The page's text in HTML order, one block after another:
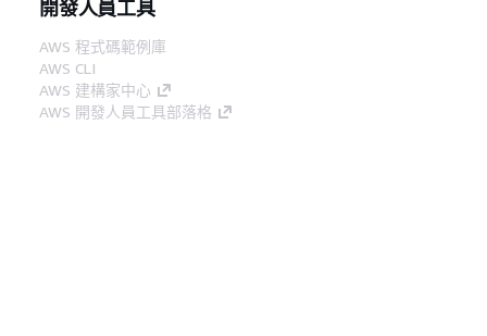
開發人員工具
AWS 程式碼範例庫
AWS CLI
AWS 建構家中心
AWS 開發人員工具部落格